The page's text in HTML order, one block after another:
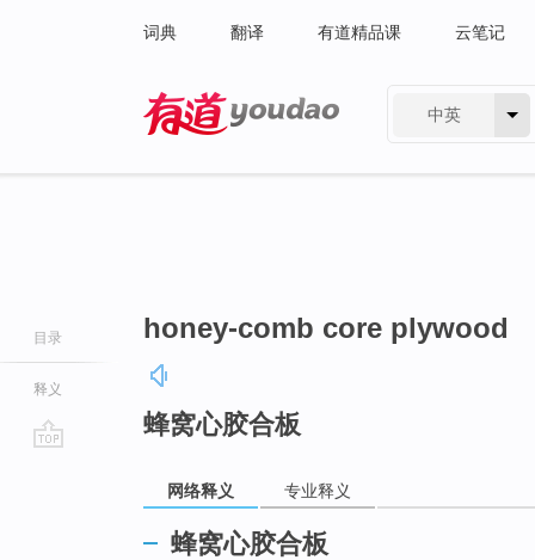
词典 翻译 有道精品课 云笔记
中英
目录
释义
honey-comb core plywood
蜂窝心胶合板
网络释义 专业释义
蜂窝心胶合板